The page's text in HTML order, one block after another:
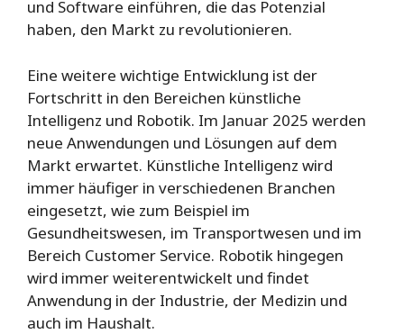
und Software einführen, die das Potenzial
haben, den Markt zu revolutionieren.
Eine weitere wichtige Entwicklung ist der
Fortschritt in den Bereichen künstliche
Intelligenz und Robotik. Im Januar 2025 werden
neue Anwendungen und Lösungen auf dem
Markt erwartet. Künstliche Intelligenz wird
immer häufiger in verschiedenen Branchen
eingesetzt, wie zum Beispiel im
Gesundheitswesen, im Transportwesen und im
Bereich Customer Service. Robotik hingegen
wird immer weiterentwickelt und findet
Anwendung in der Industrie, der Medizin und
auch im Haushalt.